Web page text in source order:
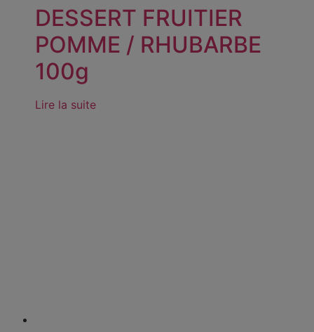
DESSERT FRUITIER
POMME / RHUBARBE
100g
Lire la suite